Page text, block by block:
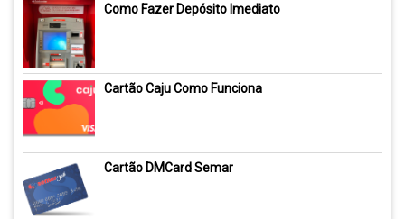
Como Fazer Depósito Imediato
Cartão Caju Como Funciona
Cartão DMCard Semar